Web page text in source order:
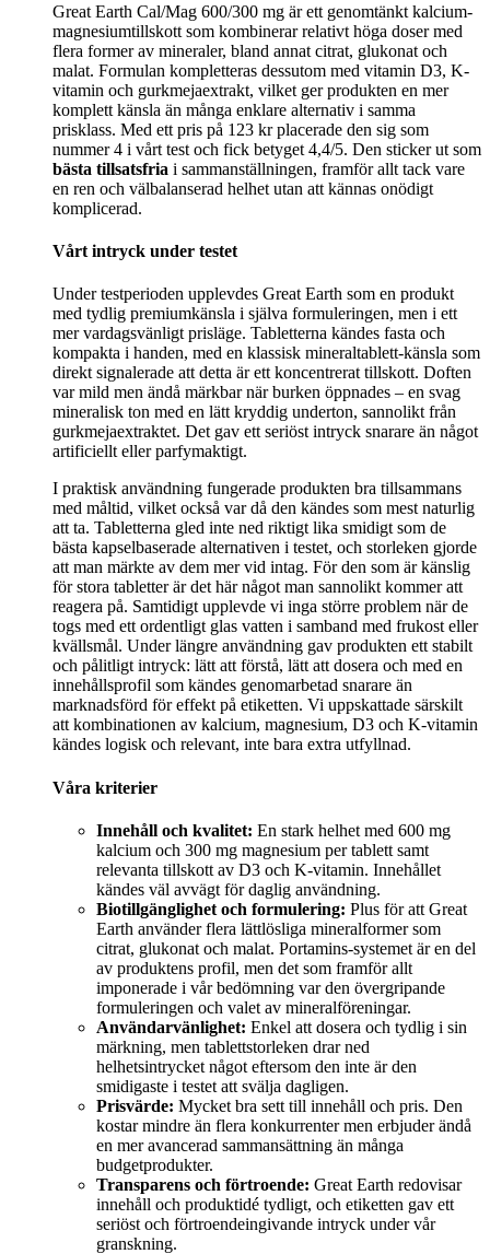
Great Earth Cal/Mag 600/300 mg är ett genomtänkt kalcium-
magnesiumtillskott som kombinerar relativt höga doser med
flera former av mineraler, bland annat citrat, glukonat och
malat. Formulan kompletteras dessutom med vitamin D3, K-
vitamin och gurkmejaextrakt, vilket ger produkten en mer
komplett känsla än många enklare alternativ i samma
prisklass. Med ett pris på 123 kr placerade den sig som
nummer 4 i vårt test och fick betyget 4,4/5. Den sticker ut som
bästa tillsatsfria i sammanställningen, framför allt tack vare
en ren och välbalanserad helhet utan att kännas onödigt
komplicerad.
Vårt intryck under testet
Under testperioden upplevdes Great Earth som en produkt
med tydlig premiumkänsla i själva formuleringen, men i ett
mer vardagsvänligt prisläge. Tabletterna kändes fasta och
kompakta i handen, med en klassisk mineraltablett-känsla som
direkt signalerade att detta är ett koncentrerat tillskott. Doften
var mild men ändå märkbar när burken öppnades – en svag
mineralisk ton med en lätt kryddig underton, sannolikt från
gurkmejaextraktet. Det gav ett seriöst intryck snarare än något
artificiellt eller parfymaktigt.
I praktisk användning fungerade produkten bra tillsammans
med måltid, vilket också var då den kändes som mest naturlig
att ta. Tabletterna gled inte ned riktigt lika smidigt som de
bästa kapselbaserade alternativen i testet, och storleken gjorde
att man märkte av dem mer vid intag. För den som är känslig
för stora tabletter är det här något man sannolikt kommer att
reagera på. Samtidigt upplevde vi inga större problem när de
togs med ett ordentligt glas vatten i samband med frukost eller
kvällsmål. Under längre användning gav produkten ett stabilt
och pålitligt intryck: lätt att förstå, lätt att dosera och med en
innehållsprofil som kändes genomarbetad snarare än
marknadsförd för effekt på etiketten. Vi uppskattade särskilt
att kombinationen av kalcium, magnesium, D3 och K-vitamin
kändes logisk och relevant, inte bara extra utfyllnad.
Våra kriterier
Innehåll och kvalitet: En stark helhet med 600 mg
kalcium och 300 mg magnesium per tablett samt
relevanta tillskott av D3 och K-vitamin. Innehållet
kändes väl avvägt för daglig användning.
Biotillgänglighet och formulering: Plus för att Great
Earth använder flera lättlösliga mineralformer som
citrat, glukonat och malat. Portamins-systemet är en del
av produktens profil, men det som framför allt
imponerade i vår bedömning var den övergripande
formuleringen och valet av mineralföreningar.
Användarvänlighet: Enkel att dosera och tydlig i sin
märkning, men tablettstorleken drar ned
helhetsintrycket något eftersom den inte är den
smidigaste i testet att svälja dagligen.
Prisvärde: Mycket bra sett till innehåll och pris. Den
kostar mindre än flera konkurrenter men erbjuder ändå
en mer avancerad sammansättning än många
budgetprodukter.
Transparens och förtroende: Great Earth redovisar
innehåll och produktidé tydligt, och etiketten gav ett
seriöst och förtroendeingivande intryck under vår
granskning.